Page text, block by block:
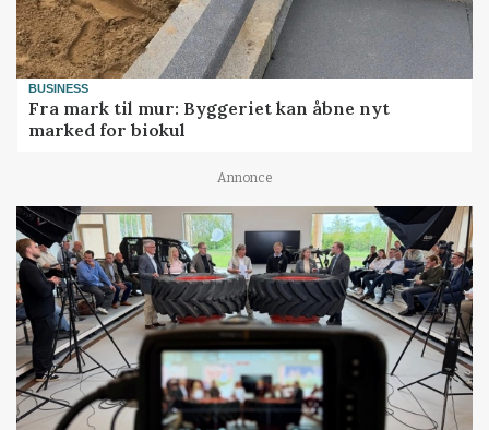
BUSINESS
Fra mark til mur: Byggeriet kan åbne nyt
marked for biokul
Annonce